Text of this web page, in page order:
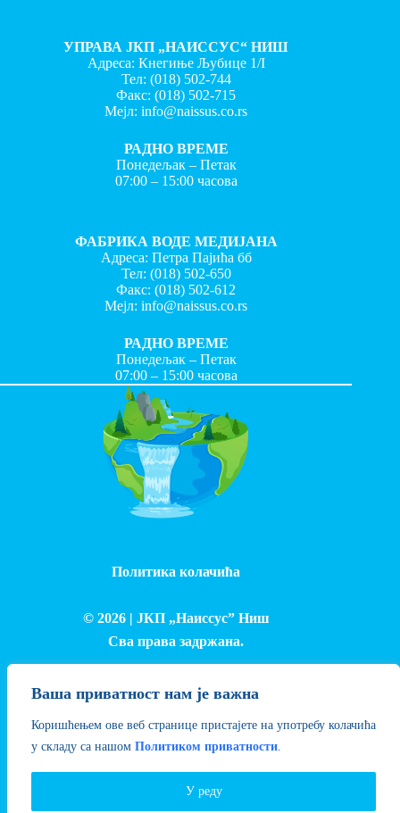
Ваша приватност нам је важна
Коришћењем ове веб странице пристајете на употребу колачића
у складу са нашом Политиком приватности.
У реду
УПРАВА ЈКП „НАИССУС“ НИШ
Адреса: Кнегиње Љубице 1/I
Тел: (018) 502-744
Факс:(018) 502-715
Мејл:info@naissus.co.rs
РАДНО ВРЕМЕ
Понедељак – Петак
07:00 – 15:00 часова
ФАБРИКА ВОДЕ МЕДИЈАНА
Адреса: Петра Пајића бб
Тел: (018) 502-650
Факс:(018) 502-612
Мејл:info@naissus.co.rs
РАДНО ВРЕМЕ
Понедељак – Петак
07:00 – 15:00 часова
Политика колачића
© 2026 | ЈКП „Наиссус” Ниш
Сва права задржана.
Израда и одржавање сајта - Лука Петровић